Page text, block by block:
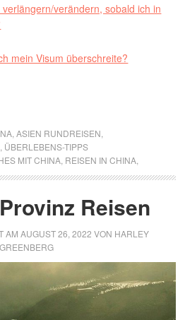
verändern, sobald ich in
mein Visum überschreite?
,ASIEN RUNDREISEN
ÜBERLEBENS-TIPPS
MIT CHINA REISEN IN CHINA
Reisen
AM AUGUST 26, 2022 VON HARLEY
GREENBERG